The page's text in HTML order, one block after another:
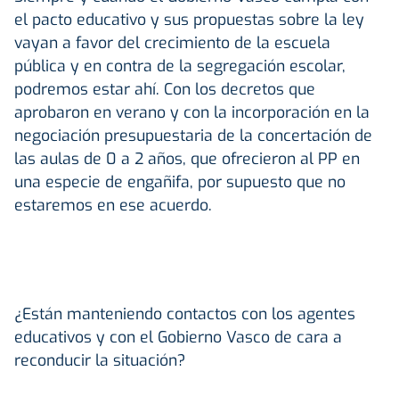
el pacto educativo y sus propuestas sobre la ley
vayan a favor del crecimiento de la escuela
pública y en contra de la segregación escolar,
podremos estar ahí. Con los decretos que
aprobaron en verano y con la incorporación en la
negociación presupuestaria de la concertación de
las aulas de 0 a 2 años, que ofrecieron al PP en
una especie de engañifa, por supuesto que no
estaremos en ese acuerdo.
¿Están manteniendo contactos con los agentes
educativos y con el Gobierno Vasco de cara a
reconducir la situación?